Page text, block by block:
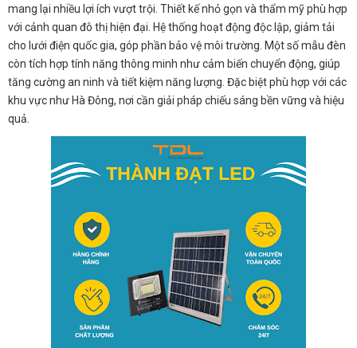
mang lại nhiều lợi ích vượt trội. Thiết kế nhỏ gọn và thẩm mỹ phù hợp
với cảnh quan đô thị hiện đại. Hệ thống hoạt động độc lập, giảm tải
cho lưới điện quốc gia, góp phần bảo vệ môi trường. Một số mẫu đèn
còn tích hợp tính năng thông minh như cảm biến chuyển động, giúp
tăng cường an ninh và tiết kiệm năng lượng. Đặc biệt phù hợp với các
khu vực như Hà Đông, nơi cần giải pháp chiếu sáng bền vững và hiệu
quả.